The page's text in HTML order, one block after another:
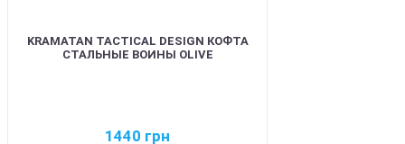
KRAMATAN TACTICAL DESIGN КОФТА
СТАЛЬНЫЕ ВОИНЫ OLIVE
1440 грн